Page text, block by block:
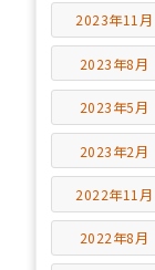
2023年11月
2023年8月
2023年5月
2023年2月
2022年11月
2022年8月